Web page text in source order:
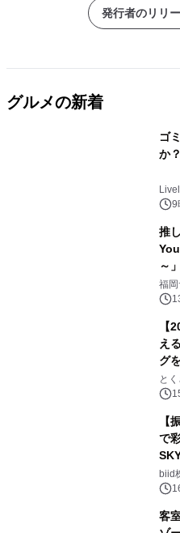
発行者のリリ
グルメの新着
ゴ
か？
9
推
～」
福
【
え
グ
と
【
で
日(
biid
客